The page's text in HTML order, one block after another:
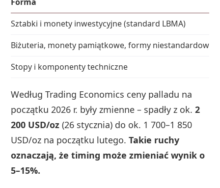
Sztabki i monety inwestycyjne (standard LBMA)
Biżuteria, monety pamiątkowe, formy niestandardowe
Stopy i komponenty techniczne
Według Trading Economics ceny palladu na
początku 2026 r. były zmienne – spadły z ok.2
200 USD/oz (26 stycznia) do ok. 1 700–1 850
USD/oz na początku lutego.Takie ruchy
oznaczają, że timing może zmieniać wynik o
5–15%.